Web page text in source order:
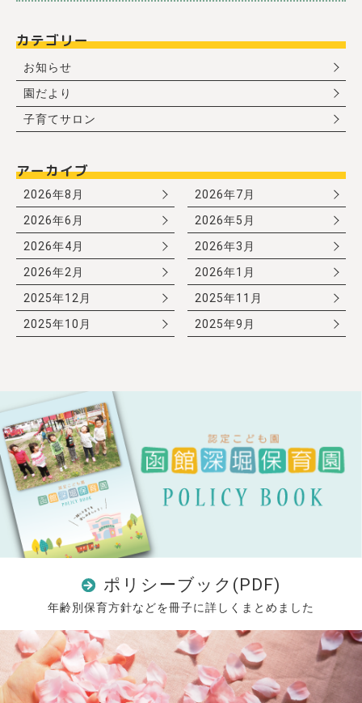
カテゴリー
お知らせ
園だより
子育てサロン
アーカイブ
2026年8月
2026年7月
2026年6月
2026年5月
2026年4月
2026年3月
2026年2月
2026年1月
2025年12月
2025年11月
2025年10月
2025年9月
ポリシーブック(PDF)
年齢別保育方針などを冊子に詳しくまとめました